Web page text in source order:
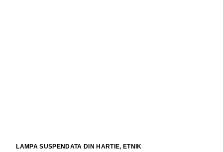
LAMPA SUSPENDATA DIN HARTIE, ETNIK